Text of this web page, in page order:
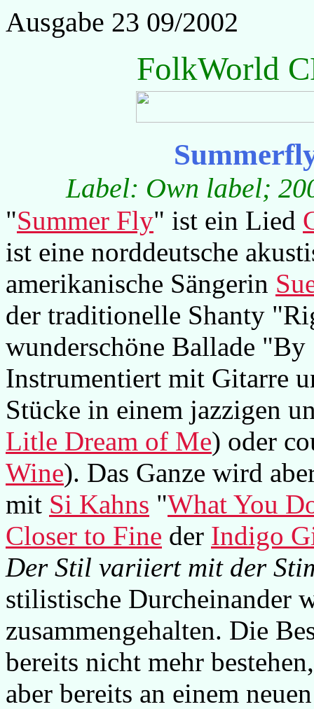
Ausgabe 23 09/2002
FolkWorld
Label: Own label;
"Summer Fly" ist ein Lied
ist eine norddeutsche
amerikanische Sängerin
der traditionelle Shanty
wunderschöne Ballade
Instrumentiert mit Gitarre
Stücke in einem jazzigen
Litle Dream of Me) oder
Wine). Das Ganze wird
mit Si Kahns "What You
Closer to Fine der Indigo
Der Stil variiert mit der
stilistische Durcheinander
zusammengehalten. Die
bereits nicht mehr
aber bereits an einem